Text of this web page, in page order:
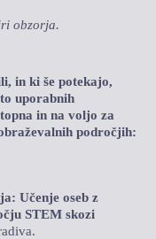
obzorja.
in ki še potekajo,
uporabnih
in na voljo za
področjih:
Učenje oseb z
STEM skozi